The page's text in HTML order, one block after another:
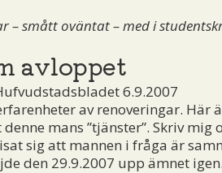
– smått oväntat – med i
avloppet
6.9.2007
av renoveringar. Här
mans ”tjänster”. Skriv mig
sig att mannen i fråga är
den 29.9.2007 upp ämnet igen.